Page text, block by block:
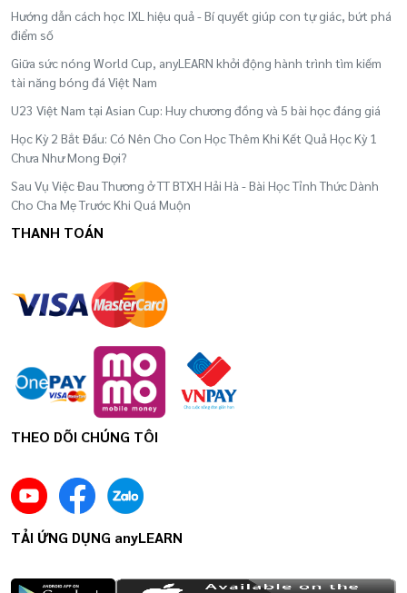
1,2 học viên sẽ được nâng lên cấp độ nền tảng:
Hướng dẫn cách học IXL hiệu quả - Bí quyết giúp con tự giác, bứt phá
điểm số
Giữa sức nóng World Cup, anyLEARN khởi động hành trình tìm kiếm
tài năng bóng đá Việt Nam
U23 Việt Nam tại Asian Cup: Huy chương đồng và 5 bài học đáng giá
Học Kỳ 2 Bắt Đầu: Có Nên Cho Con Học Thêm Khi Kết Quả Học Kỳ 1
Chưa Như Mong Đợi?
Sau Vụ Việc Đau Thương ở TT BTXH Hải Hà - Bài Học Tỉnh Thức Dành
Cho Cha Mẹ Trước Khi Quá Muộn
THANH TOÁN
THEO DÕI CHÚNG TÔI
TẢI ỨNG DỤNG anyLEARN